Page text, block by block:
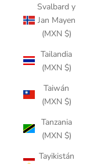
Svalbard y
Jan Mayen
(MXN $)
Tailandia
(MXN $)
Taiwán
(MXN $)
Tanzania
(MXN $)
Tayikistán